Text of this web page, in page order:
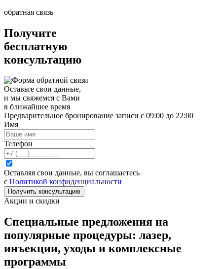
обратная связь
Получите
бесплатную
консультацию
Оставьте свои данные,
и мы свяжемся с Вами
в ближайшее время
Предварительное бронирование записи с 09:00 до 22:00
Имя
Телефон
Оставляя свои данные, вы соглашаетесь
с Политикой конфиденциальности
Получить консультацию
Акции и скидки
Специальные предложения на
популярные процедуры: лазер,
инъекции, уходы и комплексные
программы